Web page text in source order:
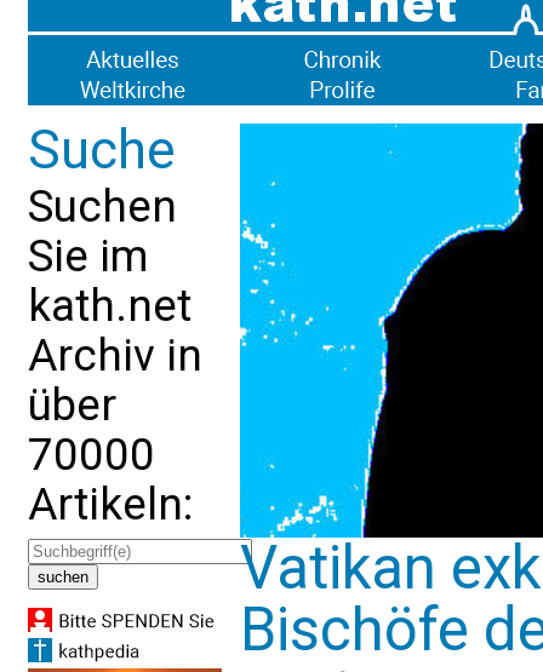
Suche
Suchen
Sie im
kath.net
Archiv in
über
70000
Artikeln:
Vatikan
Bischöfe